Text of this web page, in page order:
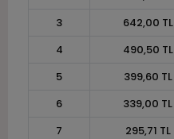
3
642,00 TL
4
490,50 TL
5
399,60 TL
6
339,00 TL
7
295,71 TL